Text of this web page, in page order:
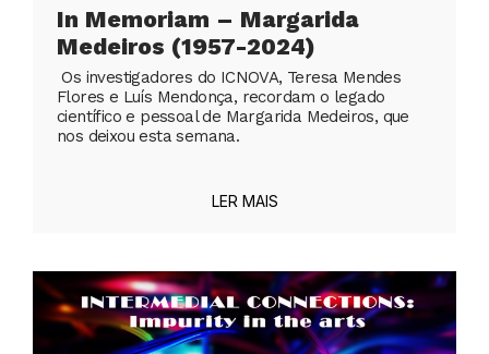
In Memoriam – Margarida
Medeiros (1957-2024)
Os investigadores do ICNOVA, Teresa Mendes
Flores e Luís Mendonça, recordam o legado
científico e pessoal de Margarida Medeiros, que
nos deixou esta semana.
LER MAIS